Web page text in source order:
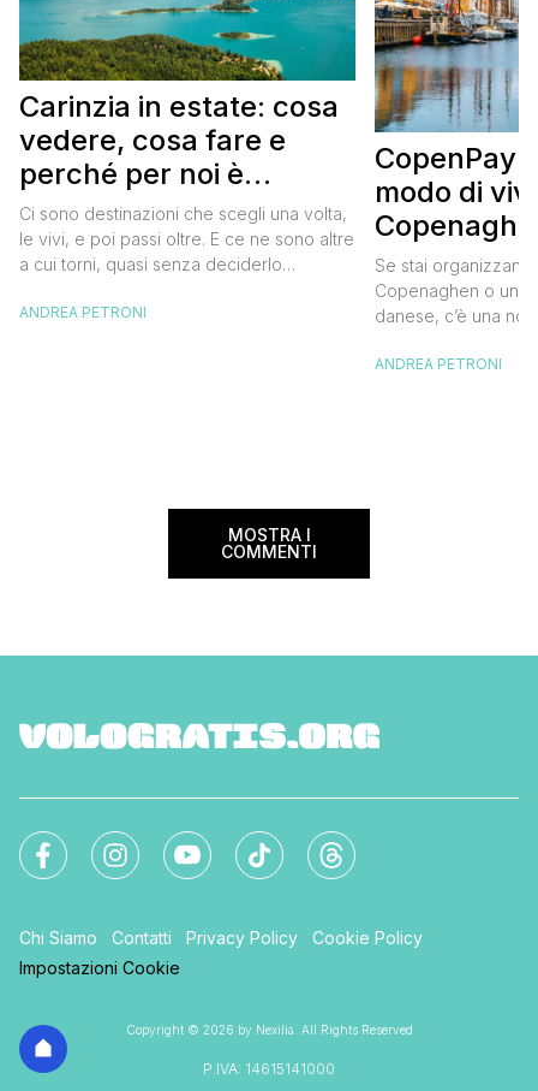
Carinzia in estate: cosa
vedere, cosa fare e
perché per noi è
diventata una
destinazione del cuore
Ci sono destinazioni che scegli una volta,
le vivi, e poi passi oltre. E ce ne sono altre
a cui torni, quasi senza deciderlo
richiamarti indietro più che il contrario. Per
ANDREA PETRONI
CopenPay:
modo di
meglio e
meno
Se stai
Copenaghen o un
danese, c’è una
CopenPay ed è
ANDREA PETRONI
MOSTRA I
COMMENTI
Chi Siamo Contatti Privacy Policy
Cookie Policy
Impostazioni Cookie
Copyright © 2026 by Nexilia. All Rights Reserved
P.IVA: 14615141000